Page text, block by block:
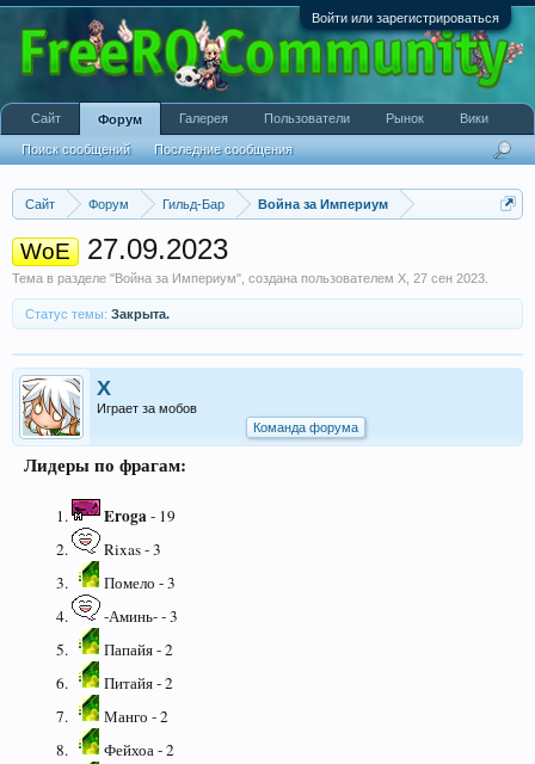
Войти или зарегистрироваться
Сайт Форум Гильд-Бар Война за Империум
WoE 27.09.2023
Тема в разделе "Война за Империум", создана пользователем X 27 сен 2023
Статус темы: Закрыта.
X
Играет за мобов
Команда форума
Лидеры по фрагам:
Eroga- 19
Rixas - 3
Помело - 3
-Аминь- - 3
Папайя - 2
Питайя - 2
Манго - 2
Фейхоа - 2
Сайт Форум
Поиск сообщений Последние сообщения
Галерея Пользователи Рынок Вики